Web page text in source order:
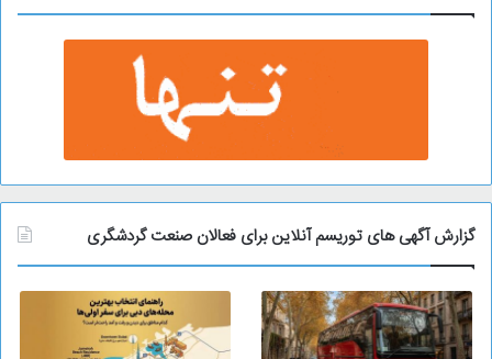
گزارش آگهی های توریسم آنلاین برای فعالان صنعت گردشگری